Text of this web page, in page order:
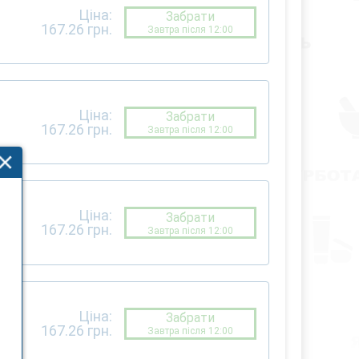
Ціна:
167.26 грн.
Забрати
Завтра після 12:00
Ціна:
167.26 грн.
Забрати
Завтра після 12:00
Ціна:
167.26 грн.
Забрати
Завтра після 12:00
Ціна:
167.26 грн.
Забрати
Завтра після 12:00